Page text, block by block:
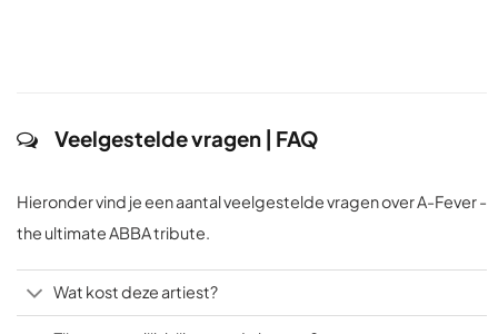
Veelgestelde vragen | FAQ
Hieronder vind je een aantal veelgestelde vragen over A-Fever -
the ultimate ABBA tribute.
Wat kost deze artiest?